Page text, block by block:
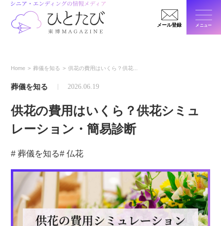
メール登録 メニュー
Home 葬儀を知る 供花の費用はいくら？供花...
葬儀を知る 2026.06.19
供花の費用はいくら？供花シミュ
レーション・簡易診断
# 葬儀を知る# 仏花